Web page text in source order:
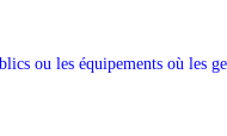
ou les équipements où les